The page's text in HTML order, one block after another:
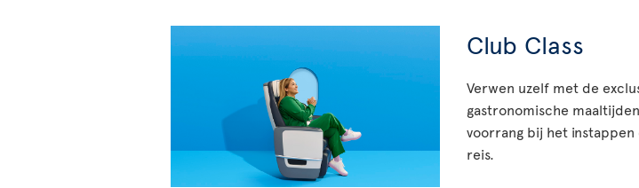
Club Class
Verwen uzelf met de
gastronomische
voorrang bij het
reis.